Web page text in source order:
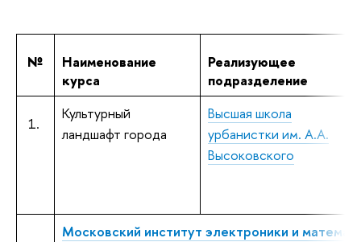
№
Наименование
курса
Реализующее
подразделение
1.
Культурный
ландшафт города
Высшая школа
урбанистки им. А.А.
Высоковского
Московский институт электроники и